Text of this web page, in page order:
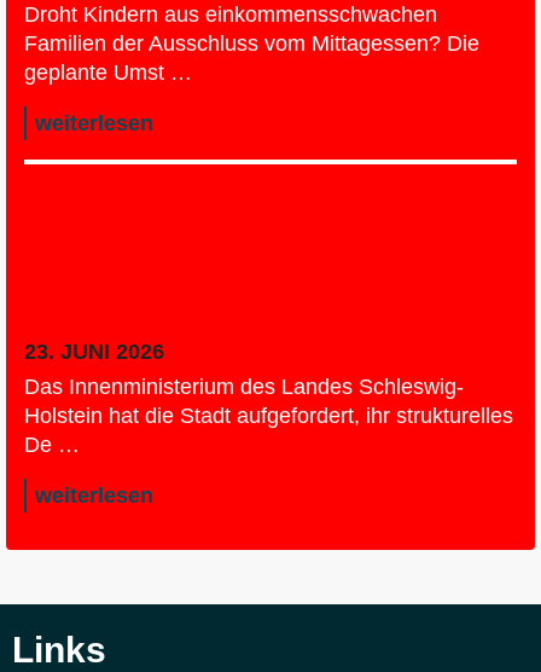
Droht Kindern aus einkommensschwachen
Familien der Ausschluss vom Mittagessen? Die
geplante Umst …
weiterlesen
23. JUNI 2026
Das Innenministerium des Landes Schleswig-
Holstein hat die Stadt aufgefordert, ihr strukturelles
De …
weiterlesen
Links